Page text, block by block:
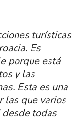
turísticas
Es
porque está
y las
Esta es una
las que varios
todas